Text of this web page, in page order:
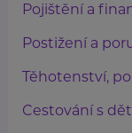
Pojištění a
Postižení a
Těhotenství,
Cestování s